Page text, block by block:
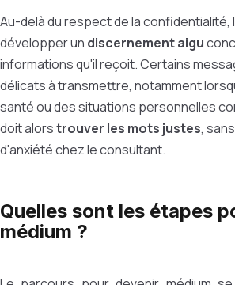
Au-delà du respect de la confidentialité,
développer un discernement aigu
informations qu'il reçoit. Certains
délicats à transmettre, notamment
santé ou des situations personnelles
doit alorstrouver les mots justes,
d'anxiété chez le consultant.
Quelles sont les étapes
médium ?